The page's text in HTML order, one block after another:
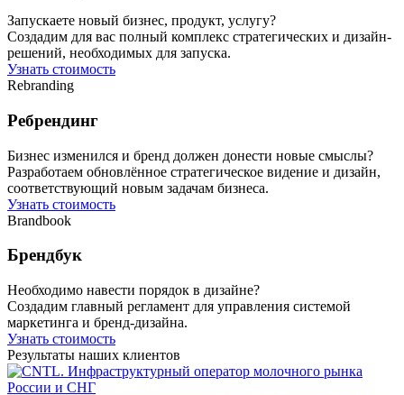
Запускаете новый бизнес, продукт, услугу?
Создадим для вас полный комплекс стратегических и дизайн-
решений, необходимых для запуска.
Узнать стоимость
Rebranding
Ребрендинг
Бизнес изменился и бренд должен донести новые смыслы?
Разработаем обновлённое стратегическое видение и дизайн,
соответствующий новым задачам бизнеса.
Узнать стоимость
Brandbook
Брендбук
Необходимо навести порядок в дизайне?
Создадим главный регламент для управления системой
маркетинга и бренд-дизайна.
Узнать стоимость
Результаты наших клиентов